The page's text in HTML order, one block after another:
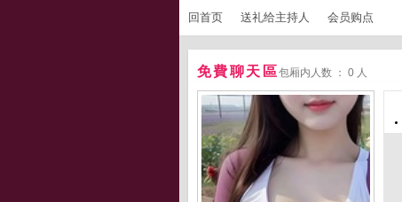
回首页 送礼给主持人 会员购点
免費聊天區包厢内人数 ： 0 人